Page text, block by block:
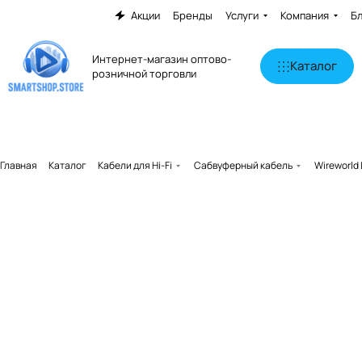
Акции Бренды Услуги Компания
Интернет-магазин оптово-
розничной торговли
Каталог
Главная Каталог Кабели для Hi-Fi Сабвуферный кабель Wireworld